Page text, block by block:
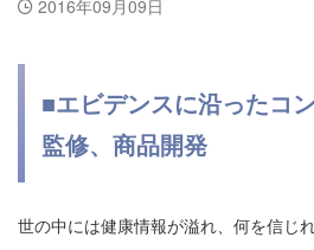
2016年09月09日
■エビデンスに沿ったコ
監修、商品開発
世の中には健康情報が溢れ、何を信じ